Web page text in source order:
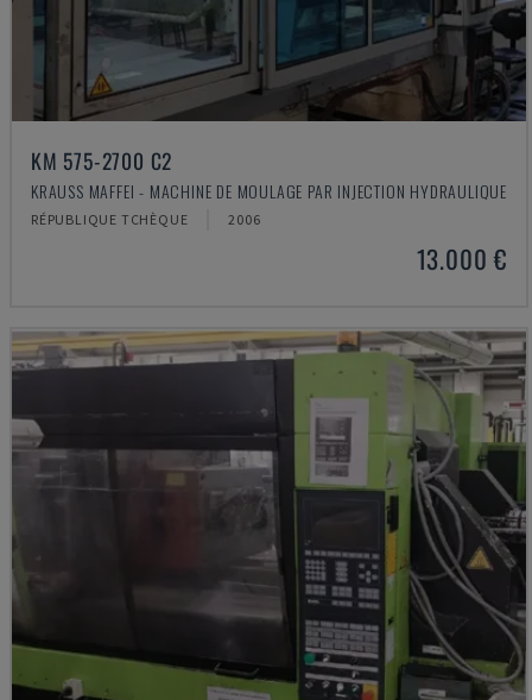
KM 575-2700 C2
KRAUSS MAFFEI - MACHINE DE MOULAGE PAR INJECTION HYDRAULIQUE
RÉPUBLIQUE TCHÈQUE 2006
13.000 €